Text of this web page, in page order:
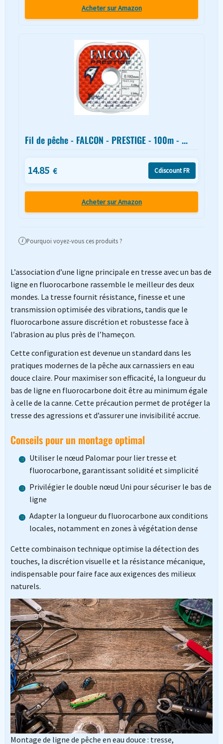
Acheter sur Amazon
Fil de pêche - FALCON - PRESTIGE - 100m - ...
14.85 € Cdiscount FR
Acheter sur Amazon
i Pourquoi voyez-vous ces produits ?
L’association d’une ligne principale en tresse avec un bas de
ligne en fluorocarbone rassemble le meilleur des deux
mondes. La tresse fournit résistance, finesse et une
transmission optimisée des vibrations, tandis que le
fluorocarbone assure discrétion et robustesse face à
l’abrasion au plus près de l’hameçon.
Cette configuration est devenue un standard dans les
pratiques modernes de la pêche aux carnassiers en eau
douce claire. Pour maximiser son efficacité, la longueur du
bas de ligne en fluorocarbone doit être au minimum égale
à celle de la canne. Cette précaution permet de protéger la
tresse des agressions et d’assurer une invisibilité accrue.
Conseils pour un montage optimal
Utiliser le nœud Palomar pour lier tresse et
fluorocarbone, garantissant solidité et simplicité
Privilégier le double nœud Uni pour sécuriser le bas de
ligne
Adapter la longueur du fluorocarbone aux conditions
locales, notamment en zones à végétation dense
Cette combinaison technique optimise la détection des
touches, la discrétion visuelle et la résistance mécanique,
indispensable pour faire face aux exigences des milieux
naturels.
Montage de ligne de pêche en eau douce : tresse,